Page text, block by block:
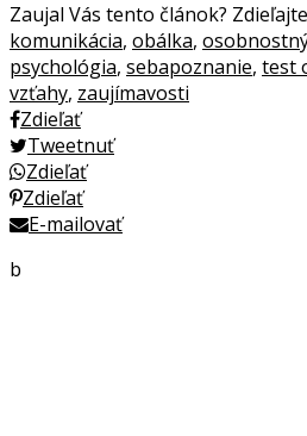
Zaujal Vás tento článok?
komunikácia, obálka,
psychológia, sebapoznanie, test
vzťahy, zaujímavosti
Zdieľať
Tweetnuť
Zdieľať
Zdieľať
E-mailovať
b